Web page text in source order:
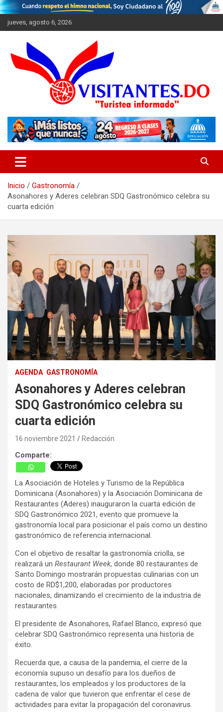
Saltar
al
contenido
jueves, agosto 6, 2026
Visitantes
Inicio
Gastronomía
Asonahores y Aderes celebran SDQ Gastronómico celebra su
cuarta edición
AGENDA GASTRONOMÍA
Asonahores y Aderes celebran
SDQ Gastronómico celebra su
cuarta edición
16 noviembre 2021 Redacción
Comparte:
La Asociación de Hoteles y Turismo de la República
Dominicana (Asonahores) y la Asociación Dominicana de
Restaurantes (Aderes) inauguraron la cuarta edición de
SDQ Gastronómico 2021, evento que promueve la
gastronomía local para posicionar el país como un destino
gastronómico de referencia internacional.
Con el objetivo de resaltar la gastronomía criolla, se
realizará un Restaurant Week, donde 80 restaurantes de
Santo Domingo mostrarán propuestas culinarias con un
costo de RD$1,200, elaboradas por productores
nacionales, dinamizando el crecimiento de la industria de
restaurantes.
El presidente de Asonahores, Rafael Blanco, expresó que
celebrar SDQ Gastronómico representa una historia de
éxito.
Recuerda que, a causa de la pandemia, el cierre de la
economía supuso un desafío para los dueños de
restaurantes, los empleados y los productores de la
cadena de valor que tuvieron que enfrentar el cese de
actividades para evitar la propagación del coronavirus.